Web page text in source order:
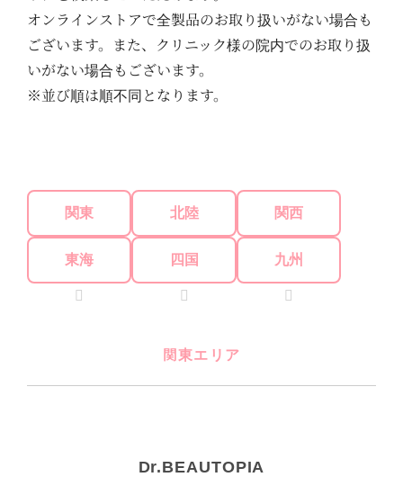
オンラインストアで全製品のお取り扱いがない場合も
ございます。また、クリニック様の院内でのお取り扱
いがない場合もございます。
※並び順は順不同となります。
関東 北陸 関西
東海 四国 九州
関東エリア
Dr.BEAUTOPIA